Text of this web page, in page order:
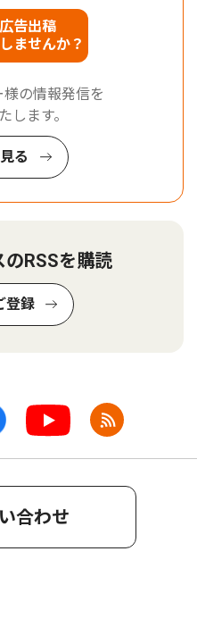
広告出稿
しませんか？
の情報発信を
します。
る
のRSSを購読
登録
合わせ